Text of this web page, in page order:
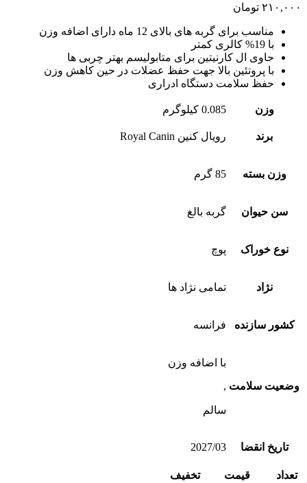
۲۱۰,۰۰۰ تومان
مناسب برای گربه های بالای 12 ماه دارای اضافه وزن
با 19% کالری کمتر
حاوی ال کارنیتین برای متابولیسم بهتر چربی ها
با پروتئین بالا جهت حفظ عضلات در حین کاهش وزن
حفظ سلامت دستگاه ادراری
وزن 0.085 کیلوگرم
برند رویال کنین Royal Canin
وزن بسته 85 گرم
سن حیوان گربه بالغ
نوع خوراک پوچ
نژاد تمامی نژاد ها
کشور سازنده فرانسه
وضعیت سلامت
با اضافه وزن
,
سالم
تاریخ انقضا 2027/03
تعداد قیمت
تخفیف